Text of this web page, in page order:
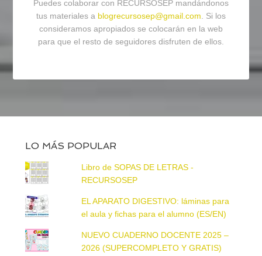
Puedes colaborar con RECURSOSEP mandándonos
tus materiales a blogrecursosep@gmail.com. Si los
consideramos apropiados se colocarán en la web
para que el resto de seguidores disfruten de ellos.
LO MÁS POPULAR
Libro de SOPAS DE LETRAS -
RECURSOSEP
EL APARATO DIGESTIVO: láminas para
el aula y fichas para el alumno (ES/EN)
NUEVO CUADERNO DOCENTE 2025 –
2026 (SUPERCOMPLETO Y GRATIS)